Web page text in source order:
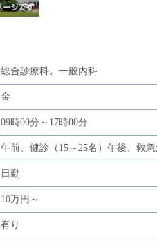
総合診療科、一般内科
金
09時00分～17時00分
午前、健診（15～25名）午後、救
日勤
10万円～
有り